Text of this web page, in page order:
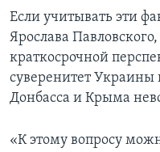
Если учитывать эти
Ярослава
краткосрочной
суверенитет Украины
Донбасса и Крыма
«К этому вопросу